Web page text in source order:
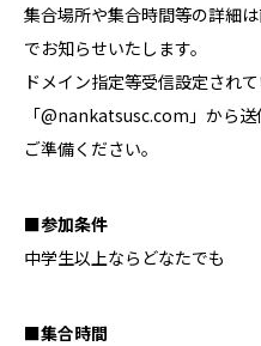
集合場所や集合時間等の詳細
でお知らせいたします。
ドメイン指定等受信設定され
「@nankatsusc.com」から送
ご準備ください。
■参加条件
中学生以上ならどなたでも
■集合時間